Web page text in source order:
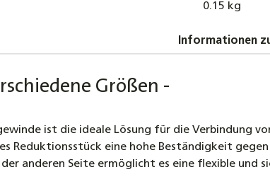
0.15 kg
Informationen
Größen -
ist die ideale Lösung für die Verbindung
Reduktionsstück eine hohe Beständigkeit
anderen Seite ermöglicht es eine flexible und